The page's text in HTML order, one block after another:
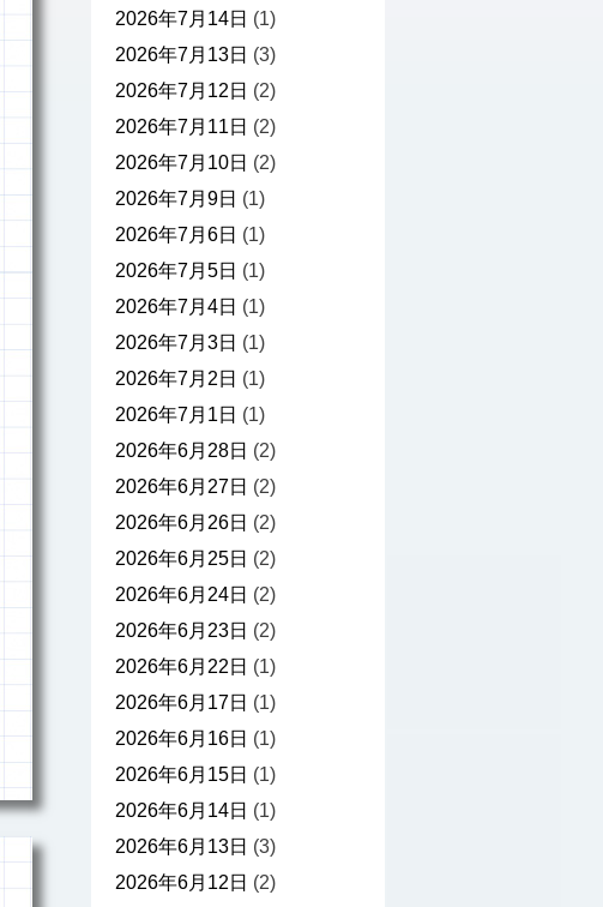
2026年7月14日 (1)
2026年7月13日 (3)
2026年7月12日 (2)
2026年7月11日 (2)
2026年7月10日 (2)
2026年7月9日 (1)
2026年7月6日 (1)
2026年7月5日 (1)
2026年7月4日 (1)
2026年7月3日 (1)
2026年7月2日 (1)
2026年7月1日 (1)
2026年6月28日 (2)
2026年6月27日 (2)
2026年6月26日 (2)
2026年6月25日 (2)
2026年6月24日 (2)
2026年6月23日 (2)
2026年6月22日 (1)
2026年6月17日 (1)
2026年6月16日 (1)
2026年6月15日 (1)
2026年6月14日 (1)
2026年6月13日 (3)
2026年6月12日 (2)